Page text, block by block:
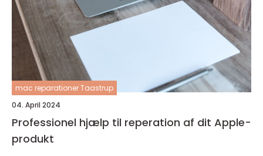
mac reparationer Taastrup
04. April 2024
Professionel hjælp til reperation af dit Apple-
produkt